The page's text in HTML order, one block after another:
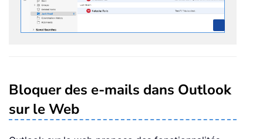
Bloquer des e-mails dans Outlook
sur le Web